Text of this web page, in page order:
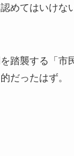
めてはいけな
踏襲する「市
だったはず。